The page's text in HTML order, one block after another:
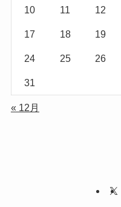
10 11 12
17 18 19
24 25 26
31
« 12月